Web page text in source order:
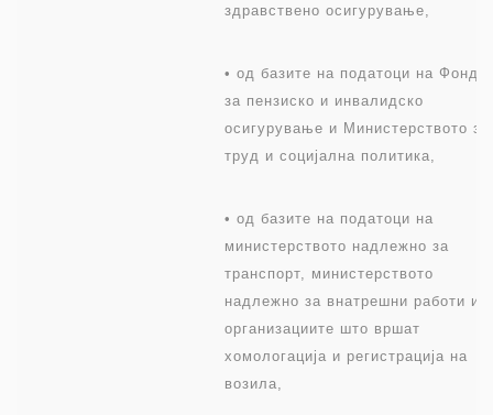
здравствено осигурување,
• од базите на податоци на
за пензиско и инвалидско
осигурување и Министерството за
труд и социјална политика,
• од базите на податоци на
министерството надлежно за
транспорт, министерството
надлежно за внатрешни работи и
организациите што вршат
хомологација и регистрација на
возила,